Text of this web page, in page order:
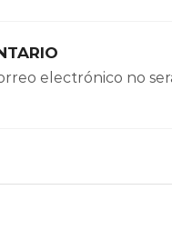
electrónico no